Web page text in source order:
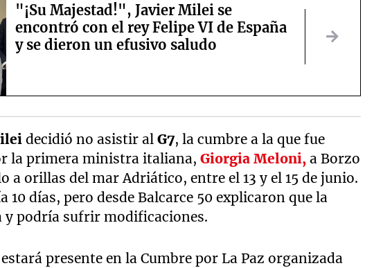
"¡Su Majestad!", Javier Milei se
encontró con el rey Felipe VI de España
y se dieron un efusivo saludo
decidió no asistir al G7, la cumbre a la que fue
la primera ministra italiana,Giorgia Meloni, a Borzo
a orillas del mar Adriático, entre el 13 y el 15 de junio.
10 días, pero desde Balcarce 50 explicaron que la
y podría sufrir modificaciones.
presente en la Cumbre por La Paz organizada